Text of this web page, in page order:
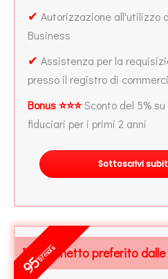
✔ Autorizzazione all'utilizzo
Business
✔ Assistenza per la
presso il registro di
Bonus ⭐⭐⭐Sconto del 5%
fiduciari per i primi 2 anni
Sottoscrivi
95fr/mois